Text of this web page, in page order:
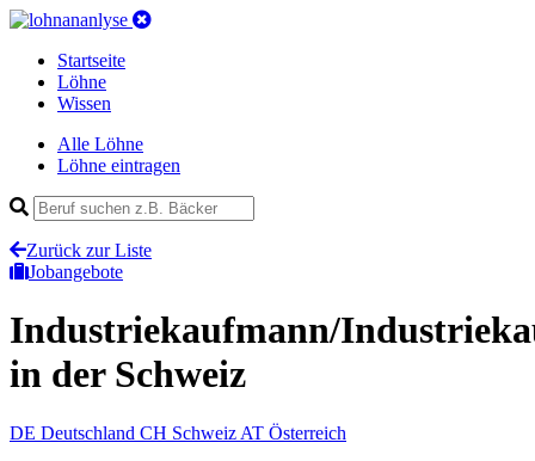
Startseite
Löhne
Wissen
Alle Löhne
Löhne eintragen
Zurück zur Liste
Jobangebote
Industriekaufmann/
in der Schweiz
DE Deutschland CH Schweiz AT Österreich